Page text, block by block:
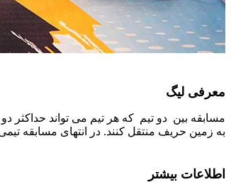
معرفی لیگ
به زمین حریف منتقل کنند. در انتهای مسابقه
اطلاعات بیشتر